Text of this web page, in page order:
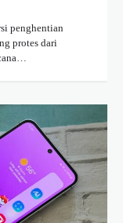
penghentian
protes dari